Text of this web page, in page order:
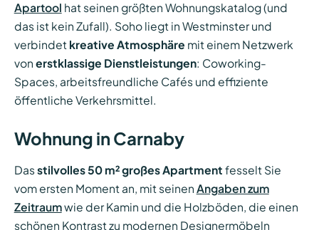
Apartool hat seinen größten Wohnungskatalog (und
das ist kein Zufall). Soho liegt in Westminster und
verbindet kreative Atmosphäre mit einem Netzwerk
von erstklassige Dienstleistungen: Coworking-
Spaces, arbeitsfreundliche Cafés und effiziente
öffentliche Verkehrsmittel.
Wohnung in Carnaby
Das stilvolles 50 m² großes Apartment fesselt Sie
vom ersten Moment an, mit seinen Angaben zum
Zeitraumwie der Kamin und die Holzböden, die einen
schönen Kontrast zu modernen Designermöbeln